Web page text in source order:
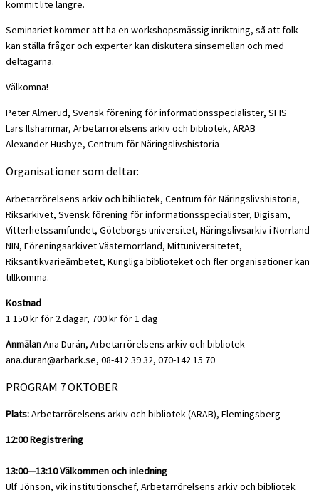
kommit lite längre.
Seminariet kommer att ha en workshopsmässig inriktning, så att folk
kan ställa frågor och experter kan diskutera sinsemellan och med
deltagarna.
Välkomna!
Peter Almerud, Svensk förening för informationsspecialister, SFIS
Lars Ilshammar, Arbetarrörelsens arkiv och bibliotek, ARAB
Alexander Husbye, Centrum för Näringslivshistoria
Organisationer som deltar:
Arbetarrörelsens arkiv och bibliotek, Centrum för Näringslivshistoria,
Riksarkivet, Svensk förening för informationsspecialister, Digisam,
Vitterhetssamfundet, Göteborgs universitet, Näringslivsarkiv i Norrland-
NIN, Föreningsarkivet Västernorrland, Mittuniversitetet,
Riksantikvarieämbetet, Kungliga biblioteket och fler organisationer kan
tillkomma.
Kostnad
1 150 kr för 2 dagar, 700 kr för 1 dag
AnmälanAna Durán, Arbetarrörelsens arkiv och bibliotek
ana.duran@arbark.se, 08-412 39 32, 070-142 15 70
PROGRAM 7 OKTOBER
Plats:Arbetarrörelsens arkiv och bibliotek (ARAB), Flemingsberg
12:00 Registrering
13:00—13:10 Välkommen och inledning
Ulf Jönson, vik institutionschef, Arbetarrörelsens arkiv och bibliotek